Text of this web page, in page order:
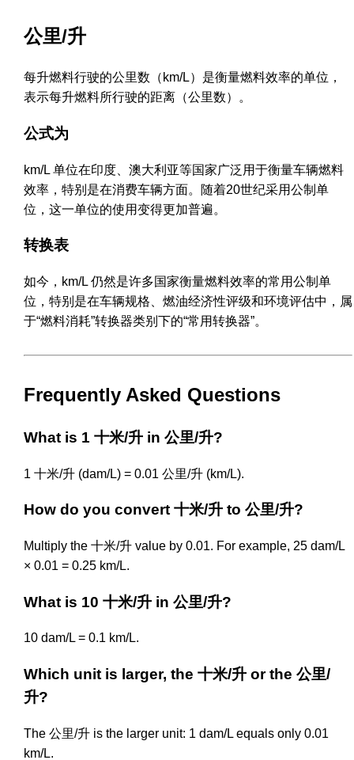
公里/升
每升燃料行驶的公里数（km/L）是衡量燃料效率的单位，
表示每升燃料所行驶的距离（公里数）。
公式为
km/L 单位在印度、澳大利亚等国家广泛用于衡量车辆燃料
效率，特别是在消费车辆方面。随着20世纪采用公制单
位，这一单位的使用变得更加普遍。
转换表
如今，km/L 仍然是许多国家衡量燃料效率的常用公制单
位，特别是在车辆规格、燃油经济性评级和环境评估中，属
于“燃料消耗”转换器类别下的“常用转换器”。
Frequently Asked Questions
What is 1 十米/升 in 公里/升?
1 十米/升 (dam/L) = 0.01 公里/升 (km/L).
How do you convert 十米/升 to 公里/升?
Multiply the 十米/升 value by 0.01. For example, 25 dam/L
× 0.01 = 0.25 km/L.
What is 10 十米/升 in 公里/升?
10 dam/L = 0.1 km/L.
Which unit is larger, the 十米/升 or the 公里/
升?
The 公里/升 is the larger unit: 1 dam/L equals only 0.01
km/L.